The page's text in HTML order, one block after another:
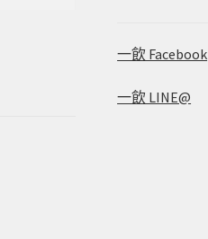
一飲 Facebook
一飲 LINE@